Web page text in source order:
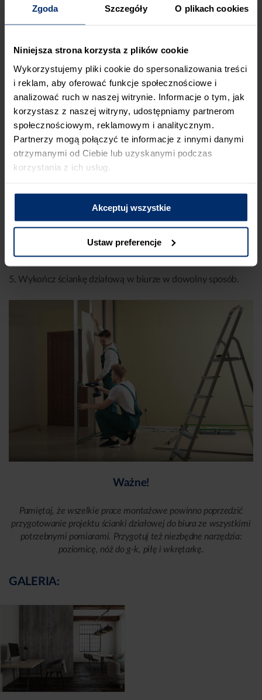
Zgoda Szczegóły O plikach cookies
Niniejsza strona korzysta z plików cookie
Wykorzystujemy pliki cookie do spersonalizowania treści
i reklam, aby oferować funkcje społecznościowe i
analizować ruch w naszej witrynie. Informacje o tym, jak
korzystasz z naszej witryny, udostępniamy partnerom
społecznościowym, reklamowym i analitycznym.
Partnerzy mogą połączyć te informacje z innymi danymi
otrzymanymi od Ciebie lub uzyskanymi podczas
korzystania z ich usług.
Akceptuj wszystkie
Ustaw preferencje
Z PŁYTY G-K?
Jedną z najprostszych w wykonaniuścianek działowych do
biura jest ta z regipsu
. Zobacz, jak ją postawić w pięciu
krótkich krokach:
1. Zamocuj profile UW do ściany, sufitu i posadzki – tam,
gdzie są potrzebne.
2. Zbuduj stelaż z profili CW.
używając wkrętów szybkiego montażu.
4. Połącz spoiny pomiędzy płytami regipsowymi, używając
5. Wykończ ściankę działową w biurze w dowolny sposób.
Ważne!
Pamiętaj, że wszelkie prace montażowe powinno poprzedzić
przygotowanie projektu ścianki działowej do biura ze wszystkimi
potrzebnymi pomiarami. Przygotuj też niezbędne narzędzia:
poziomicę, nóż do g-k, piłę i wkrętarkę.
GALERIA: